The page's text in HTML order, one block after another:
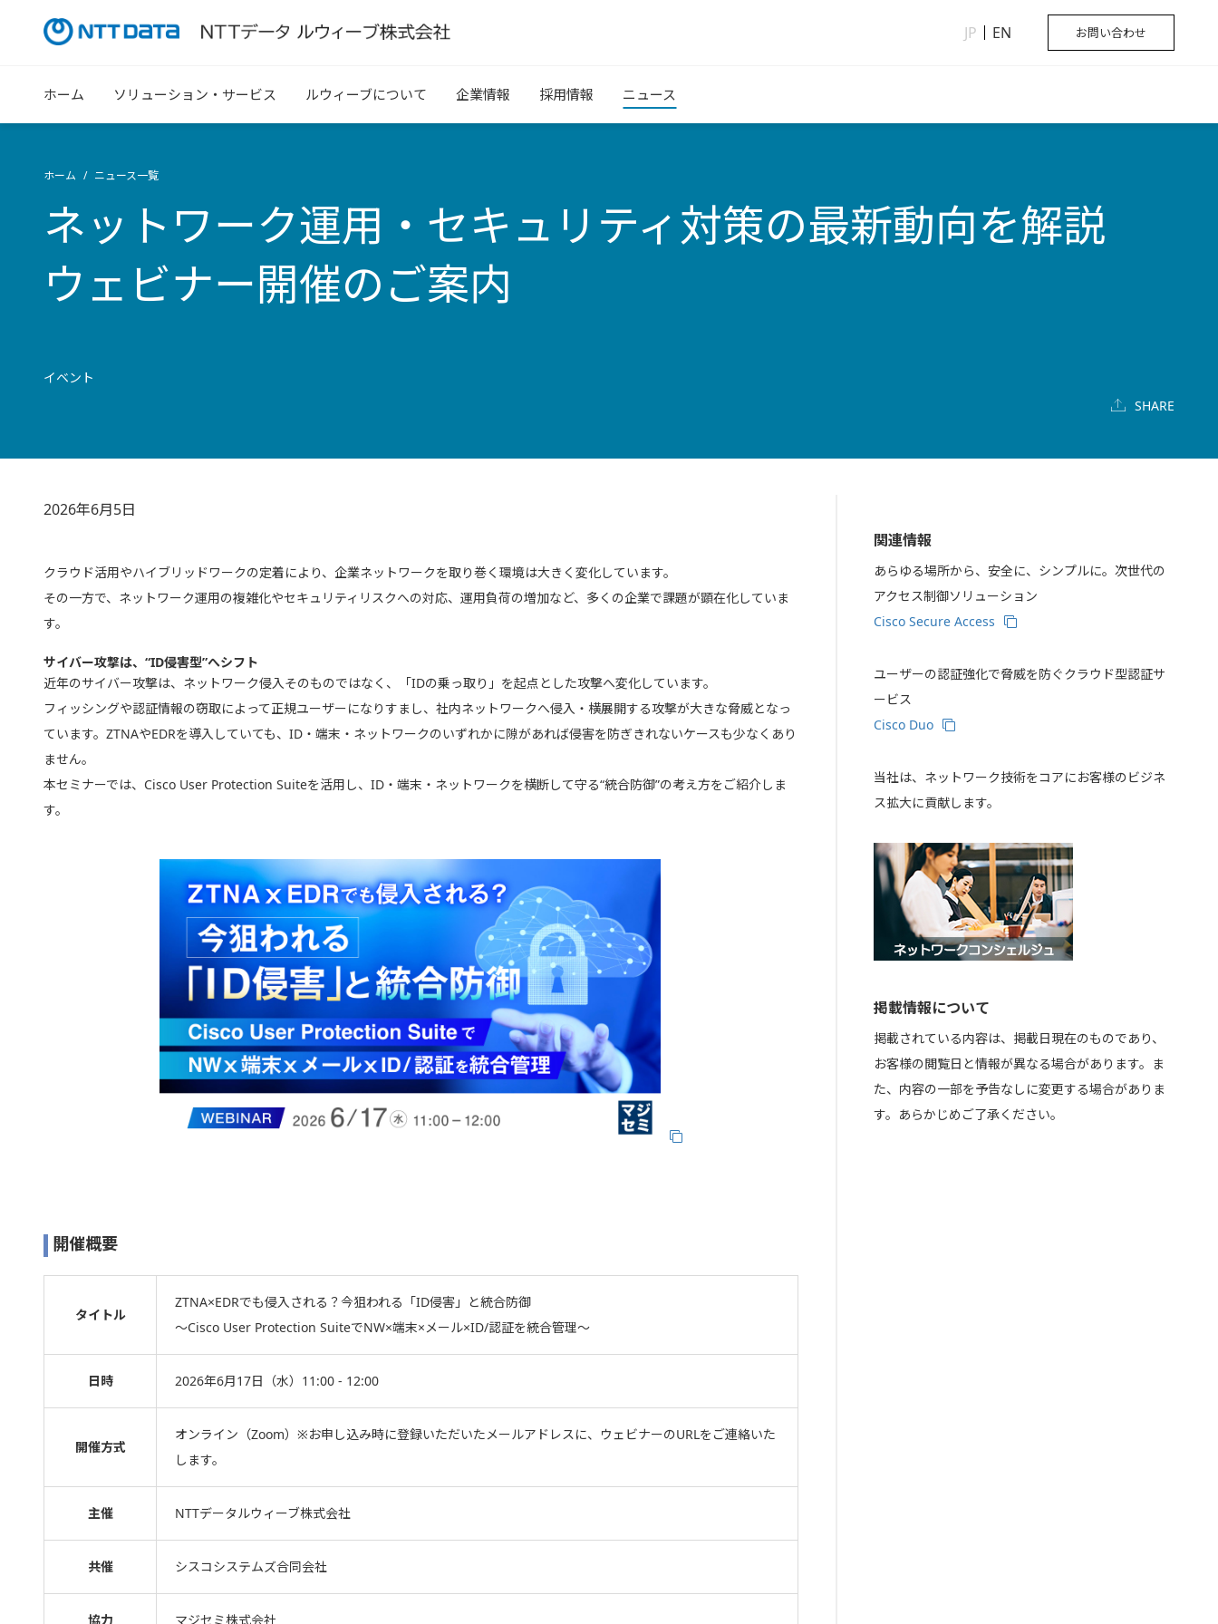
JP EN お問い合わせ
ホーム ソリューション・サービス ルウィーブについて 企業情報 採用情報 ニュース
ホーム ニュース一覧
ネットワーク運用・セキュリティ対策の最新動向を解説
ウェビナー開催のご案内
イベント
SHARE
2026年6月5日
クラウド活用やハイブリッドワークの定着により、企業ネットワークを取り巻く環境は大きく変化しています。
その一方で、ネットワーク運用の複雑化やセキュリティリスクへの対応、運用負荷の増加など、多くの企業で課題が顕在化していま
す。
サイバー攻撃は、“ID侵害型”へシフト
近年のサイバー攻撃は、ネットワーク侵入そのものではなく、「IDの乗っ取り」を起点とした攻撃へ変化しています。
フィッシングや認証情報の窃取によって正規ユーザーになりすまし、社内ネットワークへ侵入・横展開する攻撃が大きな脅威となっ
ています。ZTNAやEDRを導入していても、ID・端末・ネットワークのいずれかに隙があれば侵害を防ぎきれないケースも少なくあり
ません。
本セミナーでは、Cisco User Protection Suiteを活用し、ID・端末・ネットワークを横断して守る“統合防御”の考え方をご紹介しま
す。
開催概要
タイトル
ZTNA×EDRでも侵入される？今狙われる「ID侵害」と統合防御
～Cisco User Protection SuiteでNW×端末×メール×ID/認証を統合管理～
日時 2026年6月17日（水）11:00 - 12:00
開催方式
オンライン（Zoom）※お申し込み時に登録いただいたメールアドレスに、ウェビナーのURLをご連絡いた
します。
主催 NTTデータルウィーブ株式会社
共催 シスコシステムズ合同会社
協力 マジセミ株式会社
関連情報
あらゆる場所から、安全に、シンプルに。次世代の
アクセス制御ソリューション
Cisco Secure Access
ユーザーの認証強化で脅威を防ぐクラウド型認証サ
ービス
Cisco Duo
当社は、ネットワーク技術をコアにお客様のビジネ
ス拡大に貢献します。
掲載情報について
掲載されている内容は、掲載日現在のものであり、
お客様の閲覧日と情報が異なる場合があります。ま
た、内容の一部を予告なしに変更する場合がありま
す。あらかじめご了承ください。